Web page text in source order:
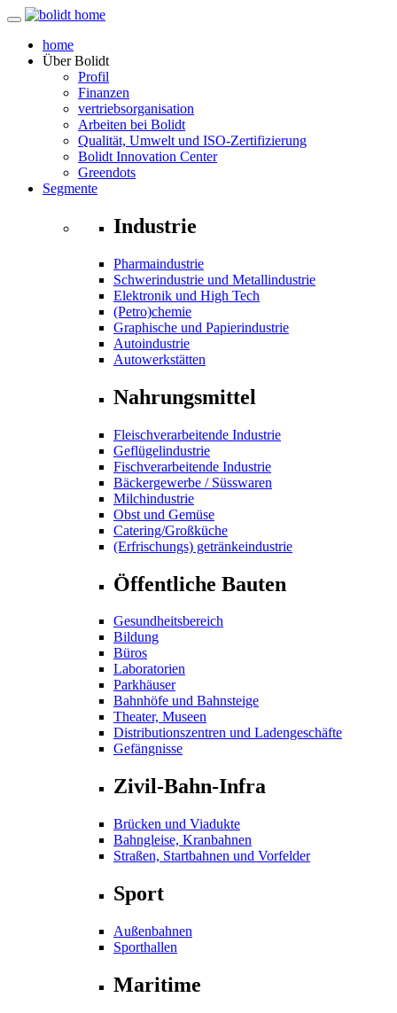
home
ÜberBolidt
Profil
Finanzen
vertriebsorganisation
Arbeiten bei Bolidt
Qualität, Umwelt und ISO-Zertifizierung
Bolidt Innovation Center
Greendots
Segmente
Industrie
Pharmaindustrie
Schwerindustrie und Metallindustrie
Elektronik und High Tech
(Petro)chemie
Graphische und Papierindustrie
Autoindustrie
Autowerkstätten
Nahrungsmittel
Fleischverarbeitende Industrie
Geflügelindustrie
Fischverarbeitende Industrie
Bäckergewerbe / Süsswaren
Milchindustrie
Obst und Gemüse
Catering/Großküche
(Erfrischungs) getränkeindustrie
Öffentliche Bauten
Gesundheitsbereich
Bildung
Büros
Laboratorien
Parkhäuser
Bahnhöfe und Bahnsteige
Theater, Museen
Distributionszentren und Ladengeschäfte
Gefängnisse
Zivil-Bahn-Infra
Brücken und Viadukte
Bahngleise, Kranbahnen
Straßen, Startbahnen und Vorfelder
Sport
Außenbahnen
Sporthallen
Maritime